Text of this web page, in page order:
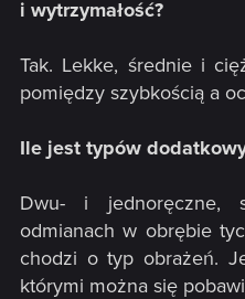
i wytrzymałość?
Tak. Lekke, średnie i
pomiędzy szybkością a
Ile jest typów
Dwu- i jednoręczne,
odmianach w obrębie
chodzi o typ obrażeń.
którymi można się